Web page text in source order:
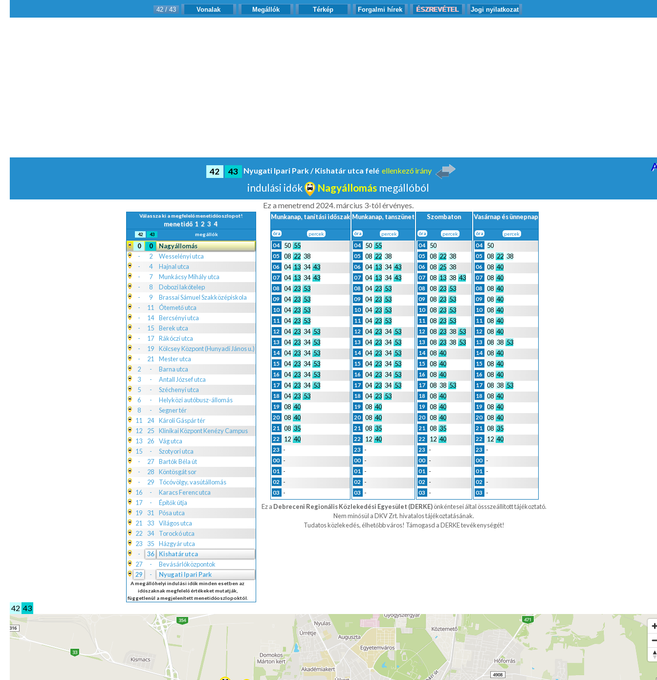
42 / 43 Vonalak Megállók Térkép Forgalmi hírek ÉSZREVÉTEL Jogi nyilatkozat
42 43 Nyugati Ipari Park / Kishatár utca felé ellenkező irány
indulási idők Nagyállomás megállóból
Ez a menetrend 2024. március 3-tól érvényes.
Válassza ki a megfelelő menetidőoszlopot!
menetidő 1 2 3 4
42 43 megállók
0 0
Nagyállomás
-
2
Wesselényi utca
-
4
Hajnal utca
-
7
Munkácsy Mihály utca
-
8
Dobozi lakótelep
-
9
Brassai Sámuel Szakközépiskola
-
11
Ótemető utca
-
14
Bercsényi utca
-
15
Berek utca
-
17
Rákóczi utca
-
19
Kölcsey Központ (Hunyadi János u.)
-
21
Mester utca
2
-
Barna utca
3
-
Antall József utca
5
-
Széchenyi utca
6
-
Helyközi autóbusz-állomás
8
-
Segner tér
11
24
Károli Gáspár tér
12
25
Klinikai Központ Kenézy Campus
13
26
Vág utca
15
-
Szotyori utca
-
27
Bartók Béla út
-
28
Köntösgát sor
-
29
Tócóvölgy, vasútállomás
16
-
Karacs Ferenc utca
17
-
Építők útja
19
31
Pósa utca
21
33
Világos utca
22
34
Torockó utca
23
35
Házgyár utca
-
36
Kishatár utca
27
-
Bevásárlóközpontok
29
- Nyugati Ipari Park
A megállóhelyi indulási idők minden esetben az
időszaknak megfelelő értékeket mutatják,
függetlenül a megjelenített menetidőoszlopoktól.
Munkanap, tanítási időszak
óra percek
04 50 55
05 08 22 38
06 04 13 34 43
07 04 13 34 43
08 04 23 53
09 04 23 53
10 04 23 53
11 04 23 53
12 04 23 34 53
13 04 23 34 53
14 04 23 34 53
15 04 23 34 53
16 04 23 34 53
17 04 23 34 53
18 04 23 53
19 08 40
20 08 40
21 08 35
22 12 40
23 -
00 -
01 -
02 -
03 -
Munkanap, tanszünet
óra percek
04 50 55
05 08 22 38
06 04 13 34 43
07 04 13 34 43
08 04 23 53
09 04 23 53
10 04 23 53
11 04 23 53
12 04 23 34 53
13 04 23 34 53
14 04 23 34 53
15 04 23 34 53
16 04 23 34 53
17 04 23 34 53
18 04 23 53
19 08 40
20 08 40
21 08 35
22 12 40
23 -
00 -
01 -
02 -
03 -
Szombaton
óra percek
04 50
05 08 22 38
06 08 25 38
07 08 13 38 43
08 08 23 53
09 08 23 53
10 08 23 53
11 08 23 53
12 08 23 38 53
13 08 23 38 53
14 08 40
15 08 40
16 08 40
17 08 38 53
18 08 40
19 08 40
20 08 40
21 08 35
22 12 40
23 -
00 -
01 -
02 -
03 -
Vasárnap és ünnepnap
óra percek
04 50
05 08 22 38
06 08 40
07 08 40
08 08 40
09 08 40
10 08 40
11 08 40
12 08 40
13 08 38 53
14 08 40
15 08 40
16 08 40
17 08 38 53
18 08 40
19 08 40
20 08 40
21 08 35
22 12 40
23 -
00 -
01 -
02 -
03
-
Ez a Debreceni Regionális Közlekedési Egyesület (DERKE)önkéntesei által össszeállított tájékoztató.
Nem minősül a DKV Zrt. hivatalos tájékoztatásának.
Tudatos közlekedés, élhetőbb város! Támogasd a DERKE tevékenységét!
42 43